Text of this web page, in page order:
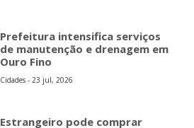
Prefeitura intensifica serviços
de manutenção e drenagem em
Ouro Fino
Cidades - 23 jul, 2026
Estrangeiro pode comprar